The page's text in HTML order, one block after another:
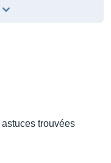
astuces trouvées